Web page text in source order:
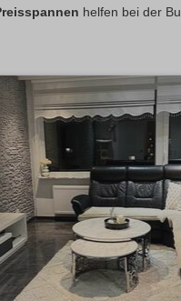
helfen bei der